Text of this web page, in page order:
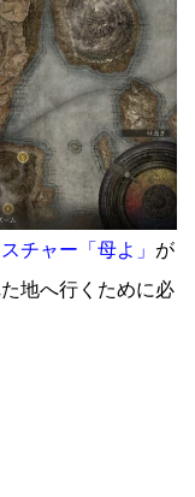
チャー「母よ」 が
地へ行くために必